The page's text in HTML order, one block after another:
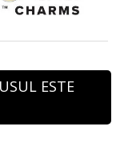
ESTE